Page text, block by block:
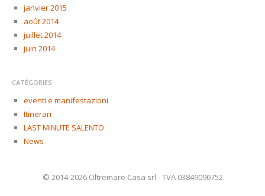
janvier 2015
août 2014
juillet 2014
juin 2014
CATÉGORIES
eventi e manifestazioni
Itinerari
LAST MINUTE SALENTO
News
© 2014-2026 Oltremare Casa srl - TVA 03849090752